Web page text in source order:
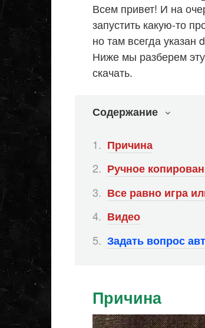
Всем привет! И на
запустить какую-то
но там всегда указан
Ниже мы разберем
скачать.
Содержание
Причина
Ручное
Все равно игра
Видео
Задать вопрос
Причина